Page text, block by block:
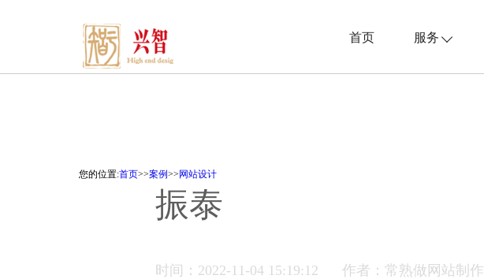
首页 服务
您的位置:首页>>案例>> 网站设计
振泰
时间：2022-11-04 15:19:12 作者：常熟做网站制作